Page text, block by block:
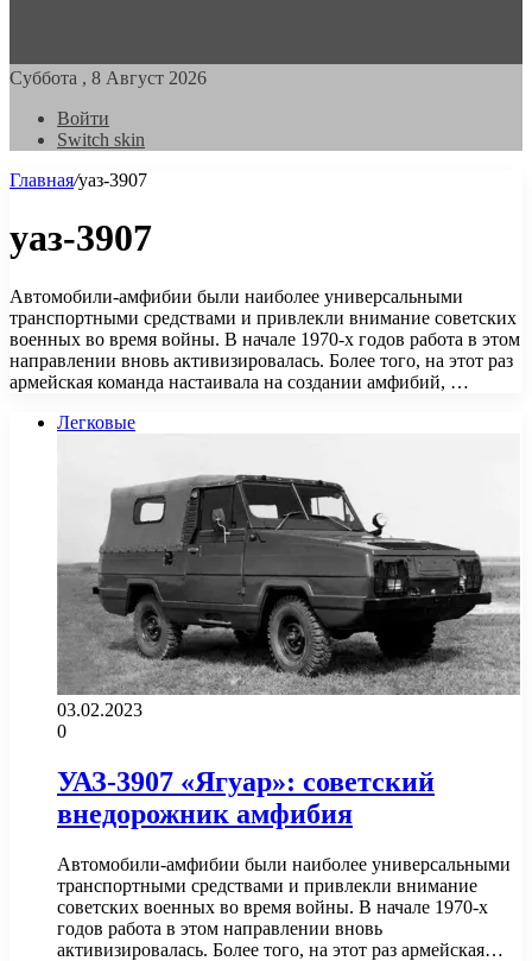
Суббота , 8 Август 2026
Войти
Switch skin
Главная/уаз-3907
уаз-3907
Автомобили-амфибии были наиболее универсальными
транспортными средствами и привлекли внимание советских
военных во время войны. В начале 1970-х годов работа в этом
направлении вновь активизировалась. Более того, на этот раз
армейская команда настаивала на создании амфибий, …
Легковые
03.02.2023
0
УАЗ-3907 «Ягуар»: советский
внедорожник амфибия
Автомобили-амфибии были наиболее универсальными
транспортными средствами и привлекли внимание
советских военных во время войны. В начале 1970-х
годов работа в этом направлении вновь
активизировалась. Более того, на этот раз армейская…